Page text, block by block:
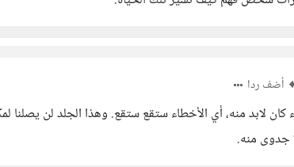
أضف ردا
لابد منه، أي الأخطاء ستقع ستقع. وهذا الجلد لن يصلنا
جدوى منه.